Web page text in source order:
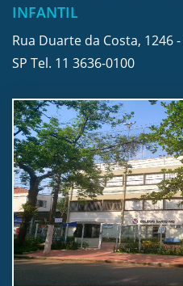
INFANTIL
Rua Duarte da Costa, 1246
SP Tel. 11 3636-0100